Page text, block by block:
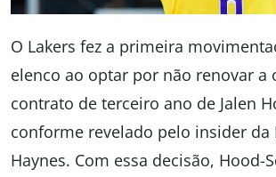
O Lakers fez a primeira
elenco ao optar por não renovar a
contrato de terceiro ano de Jalen
conforme revelado pelo insider da
Haynes. Com essa decisão, Hood-